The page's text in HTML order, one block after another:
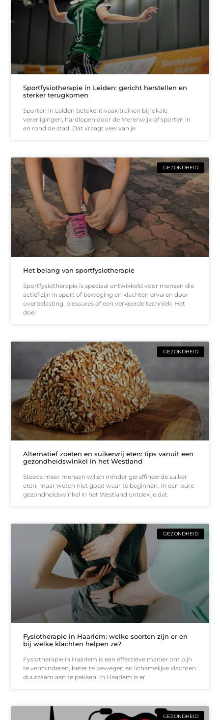
Sportfysiotherapie in Leiden: gericht herstellen en
sterker terugkomen
Sporten in Leiden betekent vaak trainen bij lokale
verenigingen, hardlopen door de Merenwijk of sporten in
en rond de stad. Dat vraagt veel van je
GEZONDHEID
Het belang van sportfysiotherapie
Sportfysiotherapie is speciaal ontwikkeld voor mensen die
actief zijn in sport of beweging en klachten ervaren door
overbelasting, blessures of een verkeerde techniek. Het
doel
GEZONDHEID
Alternatief zoeten en suikervrij eten: tips vanuit een
gezondheidswinkel in het Westland
Steeds meer mensen willen minder geraffineerde suiker
eten, maar weten niet goed waar te beginnen. In een pure
gezondheidswinkel in het Westland ontdek je dat
GEZONDHEID
Fysiotherapie in Haarlem: welke soorten zijn er en
bij welke klachten helpen ze?
Fysiotherapie in Haarlem is een effectieve manier om pijn
te verminderen, beter te bewegen en lichamelijke klachten
duurzaam aan te pakken. In Haarlem is er
GEZONDHEID